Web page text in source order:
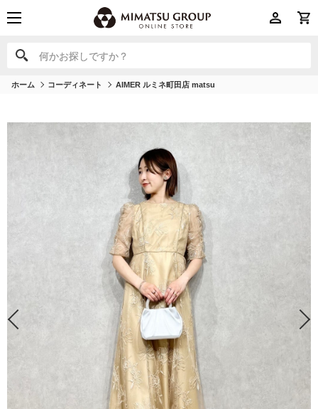
何かお探しですか？
何かお探しですか？
ホーム コーディネート AIMER ルミネ町田店 matsu